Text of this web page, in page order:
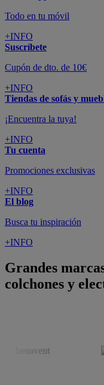
Todo en tu móvil
+INFO
Suscríbete
Cupón de dto. de 10€
+INFO
Tiendas de sofás y
¡Encuentra la tuya!
+INFO
Tu cuenta
Promociones exclusivas
+INFO
El blog
Busca tu inspiración
+INFO
Grandes
colchones y